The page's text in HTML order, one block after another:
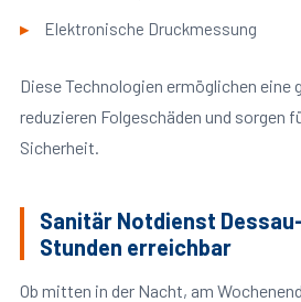
Elektronische Druckmessung
Diese Technologien ermöglichen eine
reduzieren Folgeschäden und sorgen
Sicherheit.
Sanitär Notdienst
Stunden erreichbar
Ob mitten in der Nacht, am